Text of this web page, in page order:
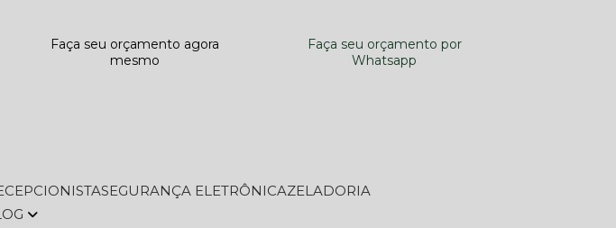
Faça seu orçamento agora
mesmo
Faça seu orçamento por
Whatsapp
SEGURANÇA ELETRÔNICA
ZELADORIA